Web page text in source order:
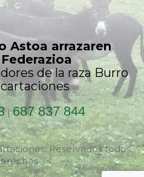
Astoa arrazaren
de la raza Burro
|687 837 844
Reservados todos